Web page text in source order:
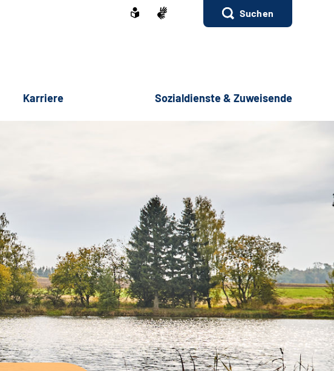
Suchen
Karriere Sozialdienste & Zuweisende